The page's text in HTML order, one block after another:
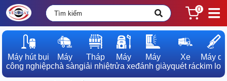
0
Máy hút bụi
công nghiệp
Máy
chà sàn
Tháp
giải nhiệt
Máy
rửa xe
Máy
đánh giày
Xe
quét rác
Máy dò
kim loại